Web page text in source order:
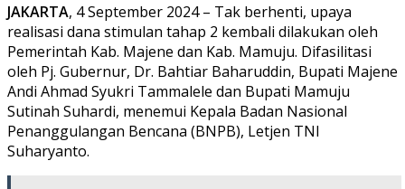
JAKARTA, 4 September 2024 – Tak berhenti, upaya
realisasi dana stimulan tahap 2 kembali dilakukan oleh
Pemerintah Kab. Majene dan Kab. Mamuju. Difasilitasi
oleh Pj. Gubernur, Dr. Bahtiar Baharuddin, Bupati Majene
Andi Ahmad Syukri Tammalele dan Bupati Mamuju
Sutinah Suhardi, menemui Kepala Badan Nasional
Penanggulangan Bencana (BNPB), Letjen TNI
Suharyanto.